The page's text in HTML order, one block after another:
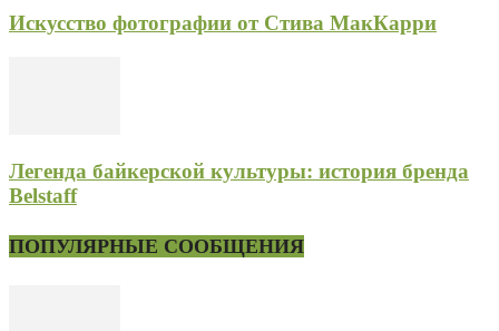
Искусство фотографии от Стива МакКарри
Легенда байкерской культуры: история бренда
Belstaff
ПОПУЛЯРНЫЕ СООБЩЕНИЯ